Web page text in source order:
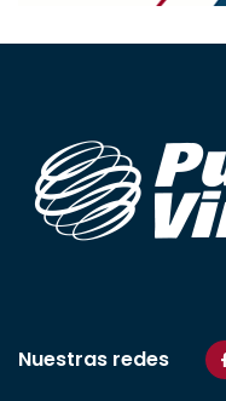
Nuestras redes